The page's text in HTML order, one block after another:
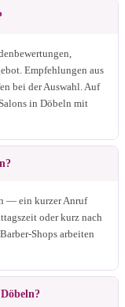
Empfehlungen aus
bei der Auswahl. Auf
in Döbeln mit
— ein kurzer Anruf
oder kurz nach
Shops arbeiten